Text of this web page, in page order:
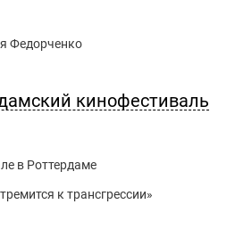
Федорченко
кинофестиваль
в Роттердаме
к трансгрессии»